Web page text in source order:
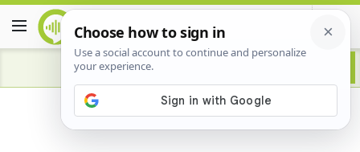
Advertisement